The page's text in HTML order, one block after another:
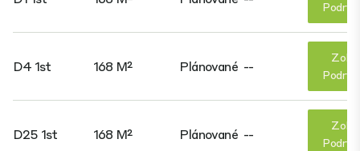
D4 1st 168 M² Plánované --
D25 1st 168 M² Plánované --